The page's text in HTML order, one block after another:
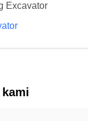
Excavator